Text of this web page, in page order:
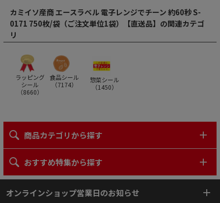
カミイソ産商 エースラベル 電子レンジでチーン 約60秒 S-
0171 750枚/袋（ご注文単位1袋）【直送品】の関連カテゴ
リ
ラッピング
シール
（8660）
食品シール
（7174）
惣菜シール
（1450）
商品カテゴリから探す
おすすめ特集から探す
オンラインショップ営業日のお知らせ